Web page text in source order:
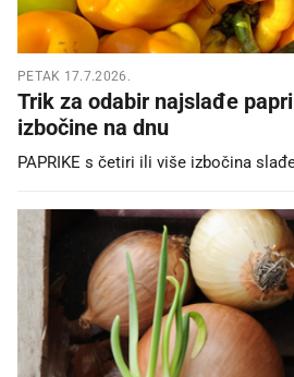
PETAK 17.7.2026.
Trik za odabir najslađe
izbočine na dnu
PAPRIKE s četiri ili više izbočina